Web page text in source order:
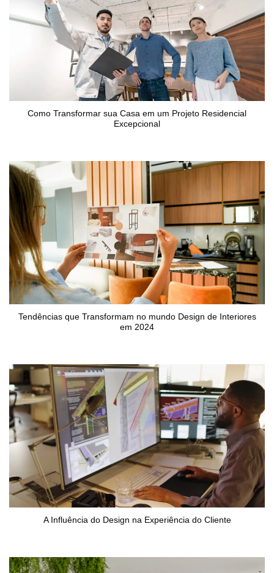
Como Transformar sua Casa em um Projeto Residencial
Excepcional
Tendências que Transformam no mundo Design de Interiores
em 2024
A Influência do Design na Experiência do Cliente